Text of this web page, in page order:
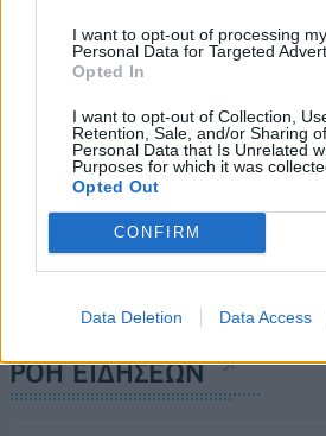
I want to opt-out of processing my
Personal Data for Targeted
Opted In
I want to opt-out of Collection,
Retention, Sale, and/or Sharing
Personal Data that Is Unrelated
Purposes for which it was
Opted Out
CONFIRM
Data Deletion Data Access
ΡΟΗ ΕΙΔΗΣΕΩΝ